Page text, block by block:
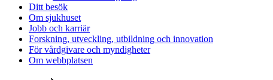
Ditt besök
Om sjukhuset
Jobb och karriär
Forskning, utveckling, utbildning och innovation
För vårdgivare och myndigheter
Om webbplatsen